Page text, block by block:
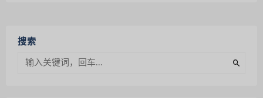
搜索